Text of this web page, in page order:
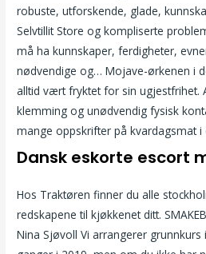
robuste, utforskende, glade,
Selvtillit Store og kompliserte
må ha kunnskaper, ferdigheter,
nødvendige og… Mojave-ørkenen i
alltid vært fryktet for sin ugjestfrihet.
klemming og unødvendig fysisk
mange oppskrifter på kvardagsmat i
Dansk eskorte escort
Hos Traktøren finner du alle
redskapene til kjøkkenet ditt.
Nina Sjøvoll Vi arrangerer grunnkurs